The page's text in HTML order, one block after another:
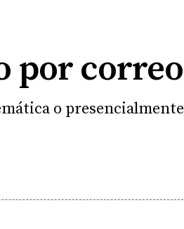
por correo
o presencialmente